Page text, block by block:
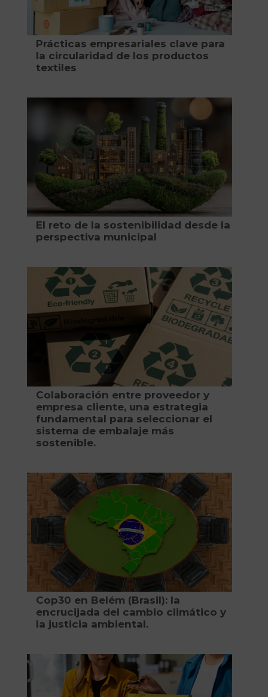
Prácticas empresariales clave para
la circularidad de los productos
textiles
El reto de la sostenibilidad desde la
perspectiva municipal
Colaboración entre proveedor y
empresa cliente, una estrategia
fundamental para seleccionar el
sistema de embalaje más
sostenible.
Cop30 en Belém (Brasil): la
encrucijada del cambio climático y
la justicia ambiental.